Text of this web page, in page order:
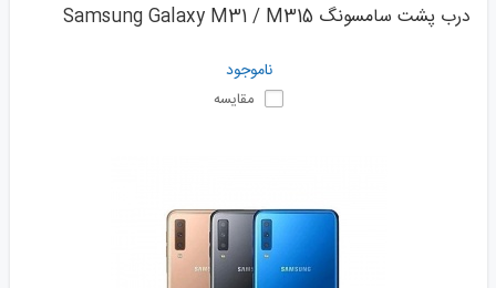
درب پشت سامسونگ Samsung Galaxy M31 / M315
ناموجود
مقایسه